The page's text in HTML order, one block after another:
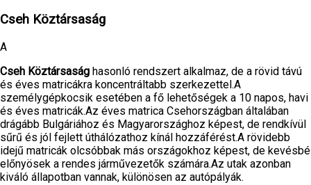
Cseh Köztársaság
A
Cseh Köztársaság hasonló rendszert alkalmaz, de a rövid távú
és éves matricákra koncentráltabb szerkezettel.A
személygépkocsik esetében a fő lehetőségek a 10 napos, havi
és éves matricák.Az éves matrica Csehországban általában
drágább Bulgáriához és Magyarországhoz képest, de rendkívül
sűrű és jól fejlett úthálózathoz kínál hozzáférést.A rövidebb
idejű matricák olcsóbbak más országokhoz képest, de kevésbé
előnyösek a rendes járművezetők számára.Az utak azonban
kiváló állapotban vannak, különösen az autópályák.